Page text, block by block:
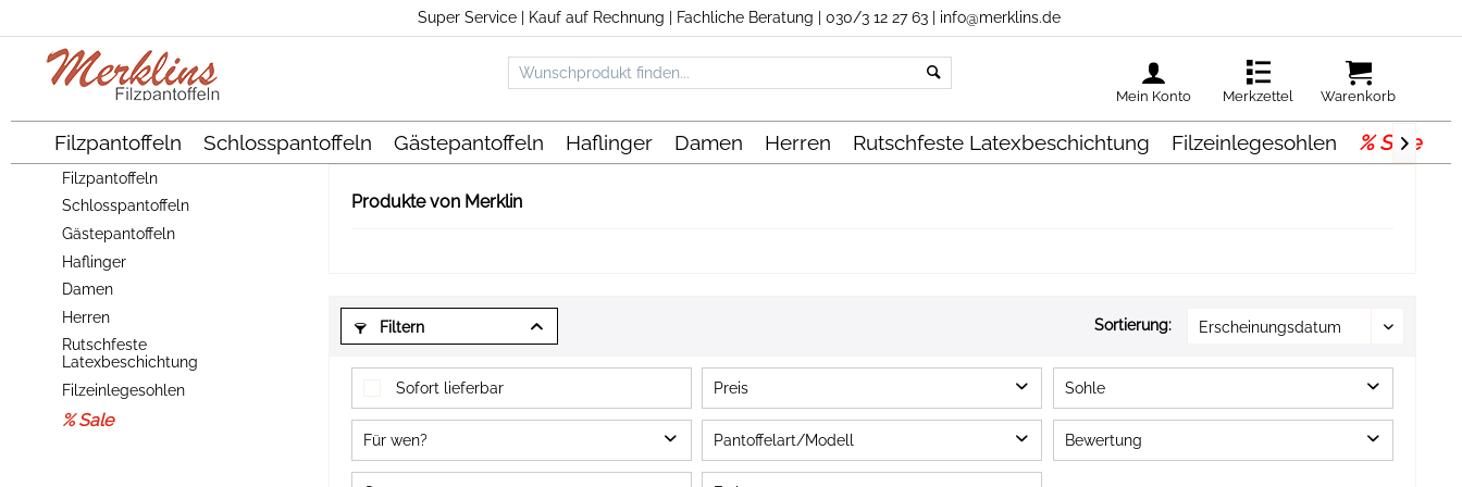
Super Service Kauf auf Rechnung Fachliche Beratung 030/3 12 27 63 info@merklins.de
Mein Konto Merkzettel Warenkorb
Filzpantoffeln Schlosspantoffeln Gästepantoffeln Haflinger Damen Herren Rutschfeste Latexbeschichtung Filzeinlegesohlen % Sale

Filzpantoffeln
Schlosspantoffeln
Gästepantoffeln
Haflinger
Damen
Herren
Rutschfeste
Latexbeschichtung
Filzeinlegesohlen
% Sale
Produkte von Merklin
Filtern Sortierung:
Sofort lieferbar Preis
von2,00 €bis59,00 €
Sohle
Filzlaufsohle
Für wen? Pantoffelart/Modell Bewertung